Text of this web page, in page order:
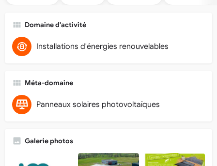
Domaine d'activité
Installations d'énergies renouvelables
Méta-domaine
Panneaux solaires photovoltaïques
Galerie photos